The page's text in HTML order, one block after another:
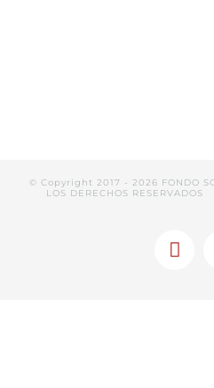
© Copyright 2017 - 2026 FONDO
LOS DERECHOS